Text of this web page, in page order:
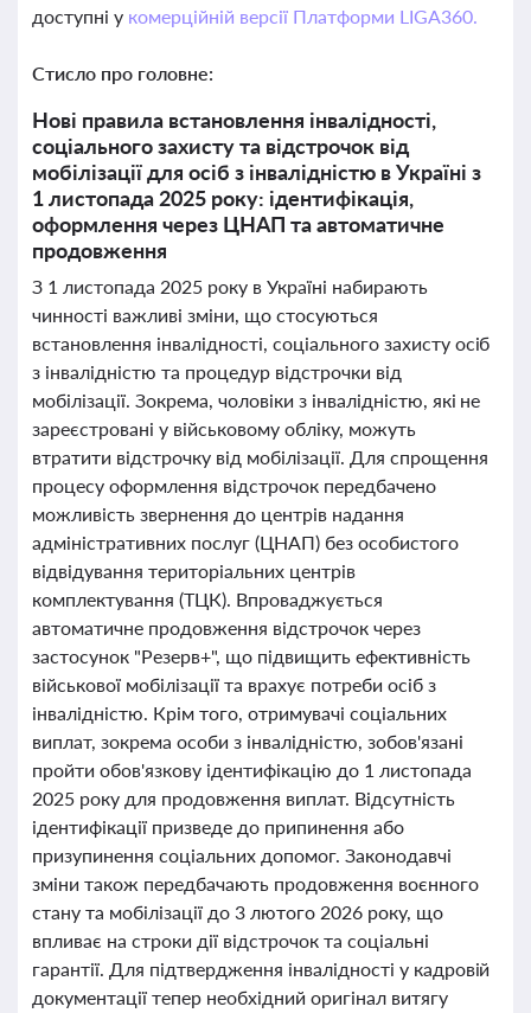
доступні у комерційній версії Платформи LIGA360.
Стисло про головне:
Нові правила встановлення інвалідності,
соціального захисту та відстрочок від
мобілізації для осіб з інвалідністю в Україні з
1 листопада 2025 року: ідентифікація,
оформлення через ЦНАП та автоматичне
продовження
З 1 листопада 2025 року в Україні набирають
чинності важливі зміни, що стосуються
встановлення інвалідності, соціального захисту осіб
з інвалідністю та процедур відстрочки від
мобілізації. Зокрема, чоловіки з інвалідністю, які не
зареєстровані у військовому обліку, можуть
втратити відстрочку від мобілізації. Для спрощення
процесу оформлення відстрочок передбачено
можливість звернення до центрів надання
адміністративних послуг (ЦНАП) без особистого
відвідування територіальних центрів
комплектування (ТЦК). Впроваджується
автоматичне продовження відстрочок через
застосунок "Резерв+", що підвищить ефективність
військової мобілізації та врахує потреби осіб з
інвалідністю. Крім того, отримувачі соціальних
виплат, зокрема особи з інвалідністю, зобов'язані
пройти обов'язкову ідентифікацію до 1 листопада
2025 року для продовження виплат. Відсутність
ідентифікації призведе до припинення або
призупинення соціальних допомог. Законодавчі
зміни також передбачають продовження воєнного
стану та мобілізації до 3 лютого 2026 року, що
впливає на строки дії відстрочок та соціальні
гарантії. Для підтвердження інвалідності у кадровій
документації тепер необхідний оригінал витягу